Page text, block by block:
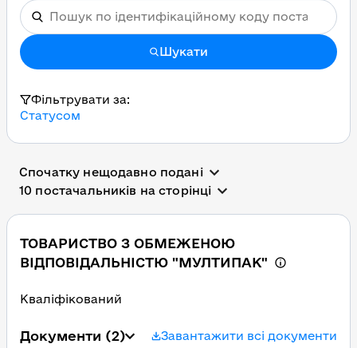
Шукати
Фільтрувати за:
Статусом
Спочатку нещодавно подані
10 постачальників на сторінці
ТОВАРИСТВО З ОБМЕЖЕНОЮ
ВІДПОВІДАЛЬНІСТЮ "МУЛТИПАК"
Кваліфікований
Документи (2) Завантажити всі документи